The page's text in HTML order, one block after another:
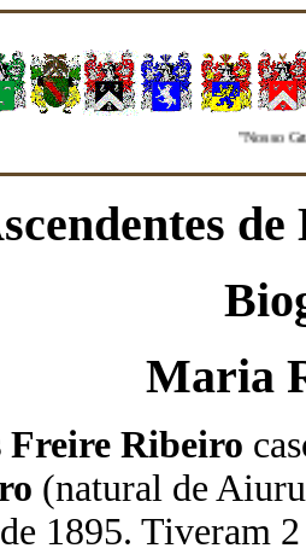
"Nosso
Maria
Ribeiro
(natural de
1895. Tiveram